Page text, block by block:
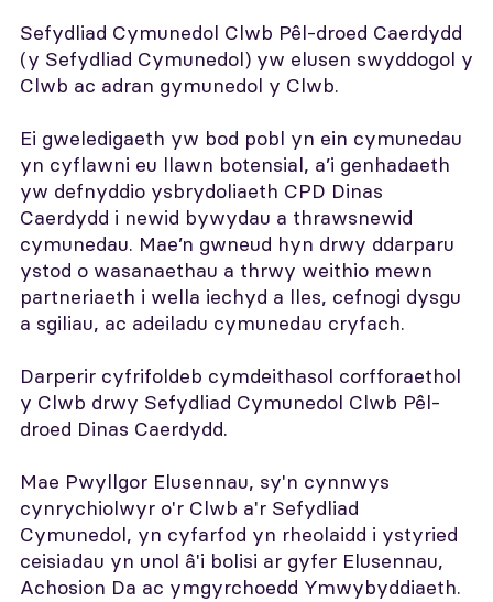
Sefydliad Cymunedol Clwb Pêl-droed Caerdydd
(y Sefydliad Cymunedol) yw elusen swyddogol y
Clwb ac adran gymunedol y Clwb.
Ei gweledigaeth yw bod pobl yn ein cymunedau
yn cyflawni eu llawn botensial, a’i genhadaeth
yw defnyddio ysbrydoliaeth CPD Dinas
Caerdydd i newid bywydau a thrawsnewid
cymunedau. Mae’n gwneud hyn drwy ddarparu
ystod o wasanaethau a thrwy weithio mewn
partneriaeth i wella iechyd a lles, cefnogi dysgu
a sgiliau, ac adeiladu cymunedau cryfach.
Darperir cyfrifoldeb cymdeithasol corfforaethol
y Clwb drwy Sefydliad Cymunedol Clwb Pêl-
droed Dinas Caerdydd.
Mae Pwyllgor Elusennau, sy'n cynnwys
cynrychiolwyr o'r Clwb a'r Sefydliad
Cymunedol, yn cyfarfod yn rheolaidd i ystyried
ceisiadau yn unol â'i bolisi ar gyfer Elusennau,
Achosion Da ac ymgyrchoedd Ymwybyddiaeth.